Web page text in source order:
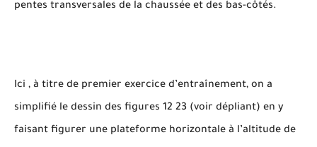
pentes transversales de la chaussée et des bas-côtés.
Ici , à titre de premier exercice d’entraînement, on a
simplifié le dessin des figures 12 23 (voir dépliant) en y
faisant figurer une plateforme horizontale à l’altitude de